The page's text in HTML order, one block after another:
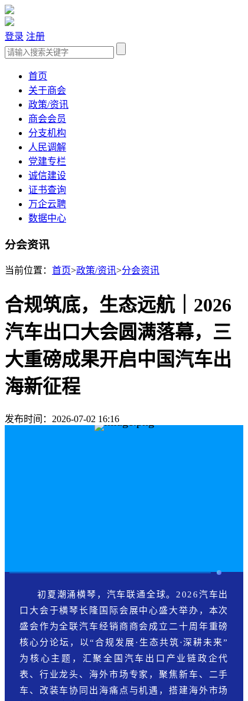
登录 注册
首页
关于商会
政策/资讯
商会会员
分支机构
人民调解
党建专栏
诚信建设
证书查询
万企云聘
数据中心
分会资讯
当前位置： 首页>政策/资讯>分会资讯
合规筑底，生态远航｜2026
汽车出口大会圆满落幕，三
大重磅成果开启中国汽车出
海新征程
发布时间：2026-07-02 16:16
初夏潮涌横琴，汽车联通全球。2026汽车出
口大会于横琴长隆国际会展中心盛大举办，本次
盛会作为全联汽车经销商商会成立二十周年重磅
核心分论坛，以“合规发展·生态共筑·深耕未来”
为核心主题，汇聚全国汽车出口产业链政企代
表、行业龙头、海外市场专家，聚焦新车、二手
车、改装车协同出海痛点与机遇，搭建海外市场